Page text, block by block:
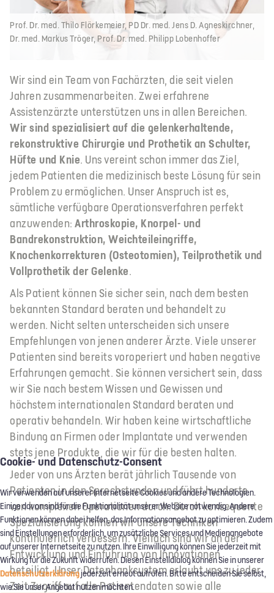
Prof. Dr. med. Thilo Flörkemeier, PD Dr. med. Jens D. Agneskirchner,
Dr. med. Markus Tröger, Prof. Dr. med. Philipp Lobenhoffer
Wir sind ein Team von Fachärzten, die seit vielen
Jahren zusammenarbeiten. Zwei erfahrene
Assistenzärzte unterstützen uns in allen Bereichen.
Wir sind spezialisiert auf die gelenkerhaltende,
rekonstruktive Chirurgie und Prothetik an Schulter,
Hüfte und Knie. Uns vereint schon immer das Ziel,
jedem Patienten die medizinisch beste Lösung für sein
Problem zu ermöglichen. Unser Anspruch ist es,
sämtliche verfügbare Operationsverfahren perfekt
anzuwenden: Arthroskopie, Knorpel- und
Bandrekonstruktion, Weichteileingriffe,
Knochenkorrekturen (Osteotomien), Teilprothetik und
Vollprothetik der Gelenke.
Als Patient können Sie sicher sein, nach dem besten
bekannten Standard beraten und behandelt zu
werden. Nicht selten unterscheiden sich unsere
Empfehlungen von jenen anderer Ärzte. Viele unserer
Patienten sind bereits voroperiert und haben negative
Erfahrungen gemacht. Sie können versichert sein, dass
wir Sie nach bestem Wissen und Gewissen und
höchstem internationalen Standard beraten und
operativ behandeln. Wir haben keine wirtschaftliche
Bindung an Firmen oder Implantate und verwenden
stets jene Produkte, die wir für die besten halten.
Jeder von uns Ärzten berät jährlich Tausende von
Patienten in den Sprechstunden und führt hunderte
von komplexen Operationen durch. Durch konsequente
Spezialisierung können wir unsere Techniken
kontinuierlich verbessern. Vielfach sind wir an der
Entwicklung und Einführung von Innovationen
beteiligt. Unser Datenbanksystem erlaubt uns zu jeder
Zeit Zugriff auf alle Patientendaten sowie alle
Cookie- und Datenschutz-Consent
Wir verwenden auf unserer Internetseite Cookies und andere Technologien.
Einige davon sind für die Funktionalität unserer Website notwendig. Andere
Funktionen können dabei helfen, das Informationsangebot zu optimieren. Zudem
sind Einstellungen erforderlich, um zusätzliche Services und Medienangebote
auf unserer Internetseite zu nutzen. Ihre Einwilligung können Sie jederzeit mit
Wirkung für die Zukunft widerrufen. Diesen Einstelldialog können Sie in unserer
Datenschutzerklärungjederzeit erneut aufrufen. Bitte entscheiden Sie selbst,
wie Sie unser Angebot nutzen möchten.